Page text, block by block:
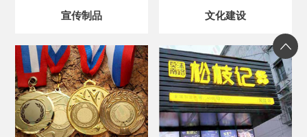
宣传制品 文化建设